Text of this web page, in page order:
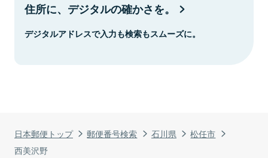
日本郵便トップ 郵便番号検索 石川県
松任市
西美沢野
住所に、デジタルの確かさを。
デジタルアドレスで入力も検索もスムーズに。